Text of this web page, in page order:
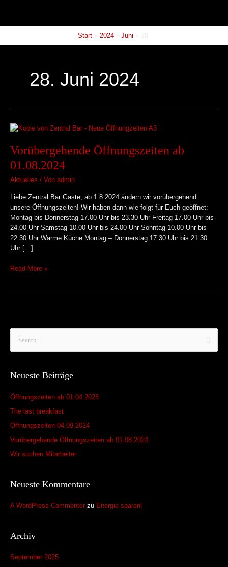
springen
Start
2024 Juni
28. Juni 2024
Vorübergehende Öffnungszeiten ab
01.08.2024
Aktuelles / Von admin
Liebe Zentral Bar Gäste, ab 1.8.2024 ändern wir vorübergehend
unsere Öffnungszeiten! Wir haben dann wie folgt für Euch geöffnet:
Montag bis Donnerstag 17.00 Uhr bis 23.30 Uhr Freitag 17.00 Uhr bis
24.00 Uhr Samstag 10.00 Uhr bis 24.00 Uhr Sonntag 10.00 Uhr bis
22.30 Uhr Warme Küche Montag – Donnerstag 17.30 Uhr bis 21.30
Uhr […]
Vorübergehende
ab
Read More »
u
h
e
c
h
Neueste Beiträge
Öffnungszeiten ab 01.04.2026
The last breakfast
Öffnungszeiten 04.09.2024
Vorübergehende Öffnungszeiten ab 01.08.2024
Wir suchen Mitarbeiter
Neueste Kommentare
A WordPress Commenter zu Energie sparen!
Archiv
September 2025